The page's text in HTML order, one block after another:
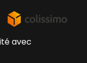
avec